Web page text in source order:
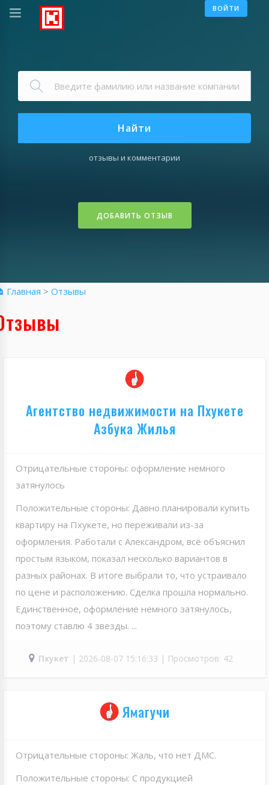
ВОЙТИ
Найти
отзывы и комментарии
ДОБАВИТЬ ОТЗЫВ
Главная > Отзывы
Агентство недвижимости на Пхукете
Азбука Жилья
Отрицательные стороны: оформление немного
затянулось
Положительные стороны: Давно планировали купить
квартиру на Пхукете, но переживали из-за
оформления. Работали с Александром, всё объяснил
простым языком, показал несколько вариантов в
разных районах. В итоге выбрали то, что устраивало
по цене и расположению. Сделка прошла нормально.
Единственное, оформление немного затянулось,
поэтому ставлю 4 звезды. ...
Пхукет | 2026-08-07 15:16:33 | Просмотров: 42
Ямагучи
Отрицательные стороны: Жаль, что нет ДМС.
Положительные стороны: С продукцией